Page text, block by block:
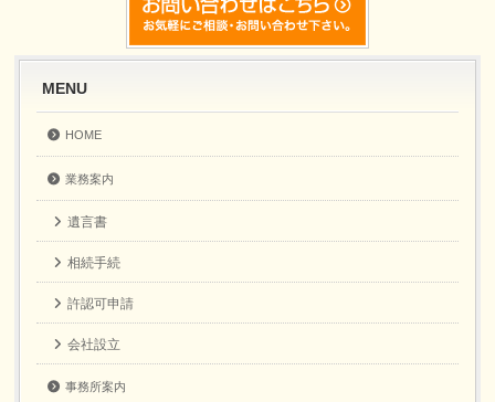
MENU
HOME
業務案内
遺言書
相続手続
許認可申請
会社設立
事務所案内